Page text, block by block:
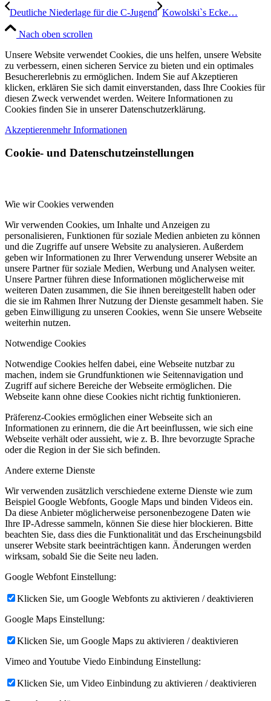
Deutliche Niederlage für die C-Jugend Kowolski`s Ecke…
Nach oben scrollen
Unsere Website verwendet Cookies, die uns helfen, unsere Website
zu verbessern, einen sicheren Service zu bieten und ein optimales
Besuchererlebnis zu ermöglichen. Indem Sie auf Akzeptieren
klicken, erklären Sie sich damit einverstanden, dass Ihre Cookies für
diesen Zweck verwendet werden. Weitere Informationen zu
Cookies finden Sie in unserer Datenschutzerklärung.
Akzeptierenmehr Informationen
Cookie- und Datenschutzeinstellungen
Wie wir Cookies verwenden
Wir verwenden Cookies, um Inhalte und Anzeigen zu
personalisieren, Funktionen für soziale Medien anbieten zu können
und die Zugriffe auf unsere Website zu analysieren. Außerdem
geben wir Informationen zu Ihrer Verwendung unserer Website an
unsere Partner für soziale Medien, Werbung und Analysen weiter.
Unsere Partner führen diese Informationen möglicherweise mit
weiteren Daten zusammen, die Sie ihnen bereitgestellt haben oder
die sie im Rahmen Ihrer Nutzung der Dienste gesammelt haben. Sie
geben Einwilligung zu unseren Cookies, wenn Sie unsere Webseite
weiterhin nutzen.
Notwendige Cookies
Notwendige Cookies helfen dabei, eine Webseite nutzbar zu
machen, indem sie Grundfunktionen wie Seitennavigation und
Zugriff auf sichere Bereiche der Webseite ermöglichen. Die
Webseite kann ohne diese Cookies nicht richtig funktionieren.
Präferenz-Cookies ermöglichen einer Webseite sich an
Informationen zu erinnern, die die Art beeinflussen, wie sich eine
Webseite verhält oder aussieht, wie z. B. Ihre bevorzugte Sprache
oder die Region in der Sie sich befinden.
Andere externe Dienste
Wir verwenden zusätzlich verschiedene externe Dienste wie zum
Beispiel Google Webfonts, Google Maps und binden Videos ein.
Da diese Anbieter möglicherweise personenbezogene Daten wie
Ihre IP-Adresse sammeln, können Sie diese hier blockieren. Bitte
beachten Sie, dass dies die Funktionalität und das Erscheinungsbild
unserer Website stark beeinträchtigen kann. Änderungen werden
wirksam, sobald Sie die Seite neu laden.
Google Webfont Einstellung:
Klicken Sie, um Google Webfonts zu aktivieren / deaktivieren
Google Maps Einstellung:
Klicken Sie, um Google Maps zu aktivieren / deaktivieren
Vimeo and Youtube Viedo Einbindung Einstellung:
Klicken Sie, um Video Einbindung zu aktivieren / deaktivieren